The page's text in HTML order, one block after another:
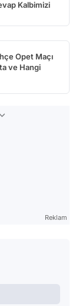
Kalbimizi
Opet Maçı
ve Hangi
Reklam